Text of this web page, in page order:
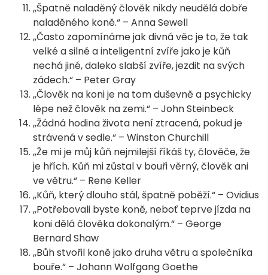
,,Špatně naladěný člověk nikdy neudělá dobře
naladěného koně.“ – Anna Sewell
,,Často zapomínáme jak divná věc je to, že tak
velké a silné a inteligentní zvíře jako je kůň
nechá jiné, daleko slabší zvíře, jezdit na svých
zádech.“ – Peter Gray
,,Člověk na koni je na tom duševně a psychicky
lépe než člověk na zemi.“ – John Steinbeck
,,Žádná hodina života není ztracená, pokud je
strávená v sedle.“ – Winston Churchill
,,Že mi je můj kůň nejmilejší říkáš ty, člověče, že
je hřích. Kůň mi zůstal v bouři věrný, člověk ani
ve větru.“ – Rene Keller
,,Kůň, který dlouho stál, špatně poběží.“ – Ovidius
,,Potřebovali byste koně, neboť teprve jízda na
koni dělá člověka dokonalým.“ – George
Bernard Shaw
,,Bůh stvořil koně jako druha větru a společníka
bouře.“ – Johann Wolfgang Goethe